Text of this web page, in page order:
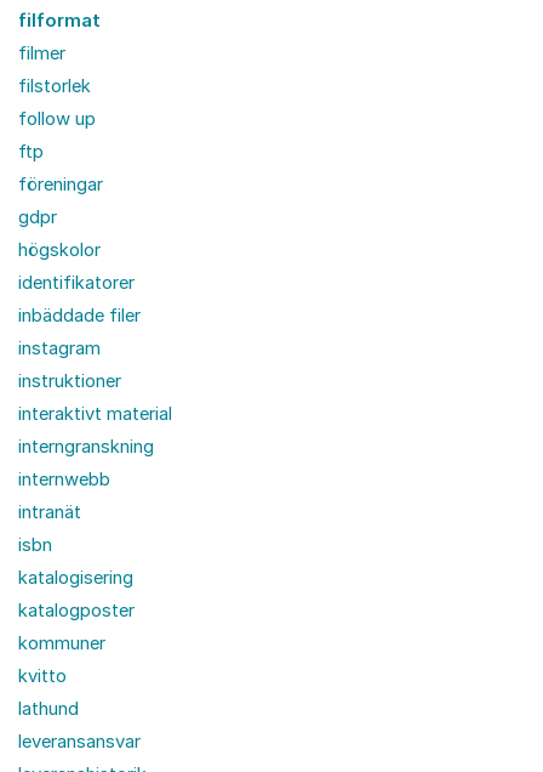
filformat
filmer
filstorlek
follow up
ftp
föreningar
gdpr
högskolor
identifikatorer
inbäddade filer
instagram
instruktioner
interaktivt material
interngranskning
internwebb
intranät
isbn
katalogisering
katalogposter
kommuner
kvitto
lathund
leveransansvar